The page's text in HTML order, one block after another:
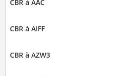
CBR à AAC
CBR à AIFF
CBR à AZW3